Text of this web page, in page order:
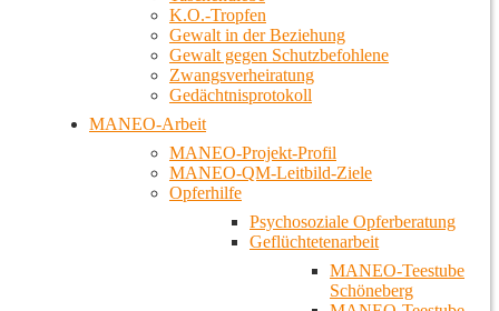
K.O.-Tropfen
Gewalt in der Beziehung
Gewalt gegen Schutzbefohlene
Zwangsverheiratung
Gedächtnisprotokoll
MANEO-Arbeit
MANEO-Projekt-Profil
MANEO-QM-Leitbild-Ziele
Opferhilfe
Psychosoziale Opferberatung
Geflüchtetenarbeit
MANEO-Teestube
Schöneberg